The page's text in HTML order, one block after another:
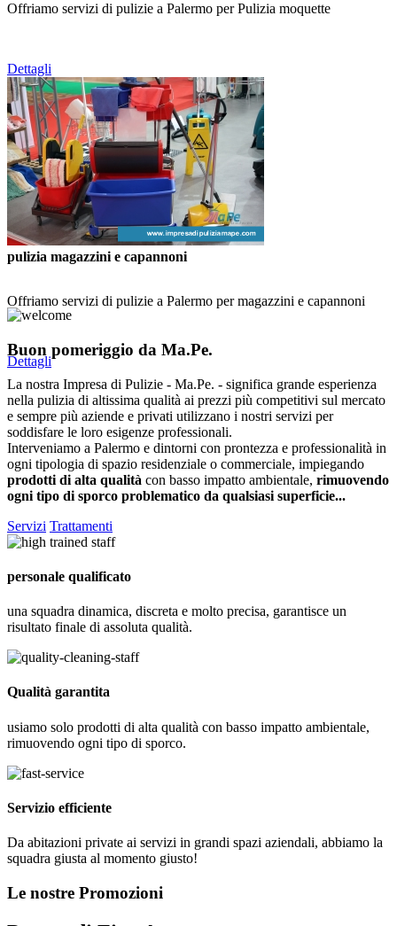
Offriamo servizi di pulizie a Palermo per Pulizia moquette
Dettagli
pulizia magazzini e capannoni
Offriamo servizi di pulizie a Palermo per magazzini e capannoni
Dettagli
Buon pomeriggio da Ma.Pe.
La nostra Impresa di Pulizie - Ma.Pe. - significa grande esperienza
nella pulizia di altissima qualità ai prezzi più competitivi sul mercato
e sempre più aziende e privati utilizzano i nostri servizi per
soddisfare le loro esigenze professionali.
Interveniamo a Palermo e dintorni con prontezza e professionalità in
ogni tipologia di spazio residenziale o commerciale, impiegando
prodotti di alta qualità con basso impatto ambientale, rimuovendo
ogni tipo di sporco problematico da qualsiasi superficie...
Servizi Trattamenti
personale qualificato
una squadra dinamica, discreta e molto precisa, garantisce un
risultato finale di assoluta qualità.
Qualità garantita
usiamo solo prodotti di alta qualità con basso impatto ambientale,
rimuovendo ogni tipo di sporco.
Servizio efficiente
Da abitazioni private ai servizi in grandi spazi aziendali, abbiamo la
squadra giusta al momento giusto!
Le nostre Promozioni